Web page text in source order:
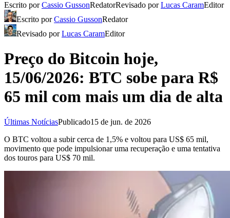
Escrito porCassio GussonRedatorRevisado porLucas CaramEditor
Escrito porCassio GussonRedator
Revisado porLucas CaramEditor
Preço do Bitcoin hoje,
15/06/2026: BTC sobe para R$
65 mil com mais um dia de alta
Últimas NotíciasPublicado15 de jun. de 2026
O BTC voltou a subir cerca de 1,5% e voltou para US$ 65 mil,
movimento que pode impulsionar uma recuperação e uma tentativa
dos touros para US$ 70 mil.